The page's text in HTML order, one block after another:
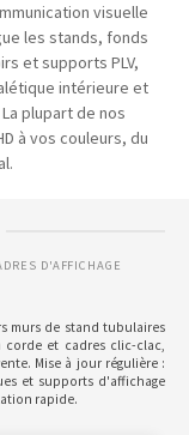
visuelle
les stands, fonds
et supports PLV,
intérieure et
plupart de nos
à vos couleurs, du
D'AFFICHAGE
murs de stand tubulaires
corde et cadres clic-clac
Mise à jour régulière :
et supports d'affichage
rapide.